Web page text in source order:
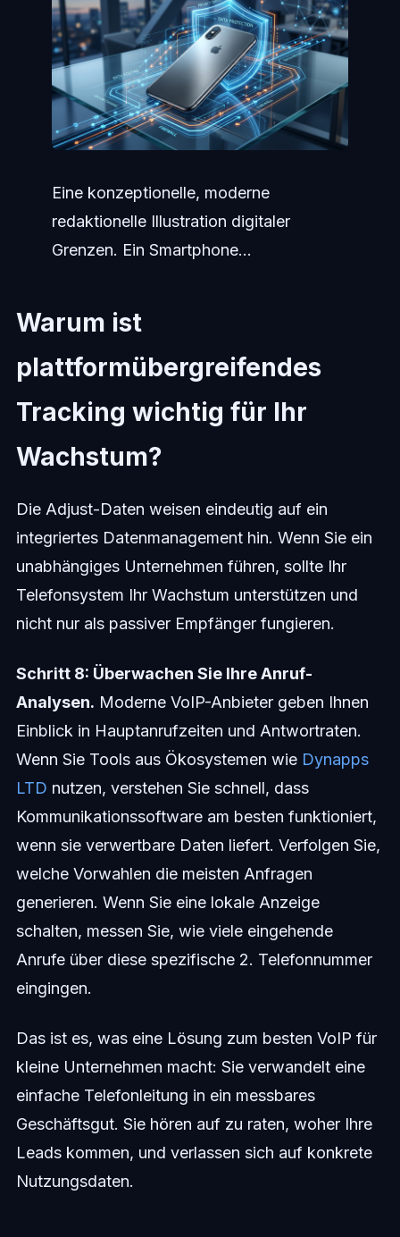
Eine konzeptionelle, moderne
redaktionelle Illustration digitaler
Grenzen. Ein Smartphone...
Warum ist
plattformübergreifendes
Tracking wichtig für Ihr
Wachstum?
Die Adjust-Daten weisen eindeutig auf ein
integriertes Datenmanagement hin. Wenn Sie ein
unabhängiges Unternehmen führen, sollte Ihr
Telefonsystem Ihr Wachstum unterstützen und
nicht nur als passiver Empfänger fungieren.
Schritt 8: Überwachen Sie Ihre Anruf-
Analysen. Moderne VoIP-Anbieter geben Ihnen
Einblick in Hauptanrufzeiten und Antwortraten.
Wenn Sie Tools aus Ökosystemen wie Dynapps
LTD nutzen, verstehen Sie schnell, dass
Kommunikationssoftware am besten funktioniert,
wenn sie verwertbare Daten liefert. Verfolgen Sie,
welche Vorwahlen die meisten Anfragen
generieren. Wenn Sie eine lokale Anzeige
schalten, messen Sie, wie viele eingehende
Anrufe über diese spezifische 2. Telefonnummer
eingingen.
Das ist es, was eine Lösung zum besten VoIP für
kleine Unternehmen macht: Sie verwandelt eine
einfache Telefonleitung in ein messbares
Geschäftsgut. Sie hören auf zu raten, woher Ihre
Leads kommen, und verlassen sich auf konkrete
Nutzungsdaten.